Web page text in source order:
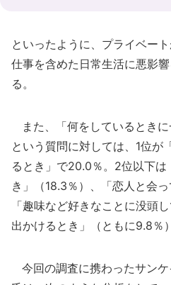
といったように、プライベー
仕事を含めた日常生活に悪影
る。
また、「何をしているときに
という質問に対しては、1位が
るとき」で20.0％。2位以下は
き」（18.3％）、「恋人と会
「趣味など好きなことに没頭
出かけるとき」（ともに9.8％
今回の調査に携わったサン